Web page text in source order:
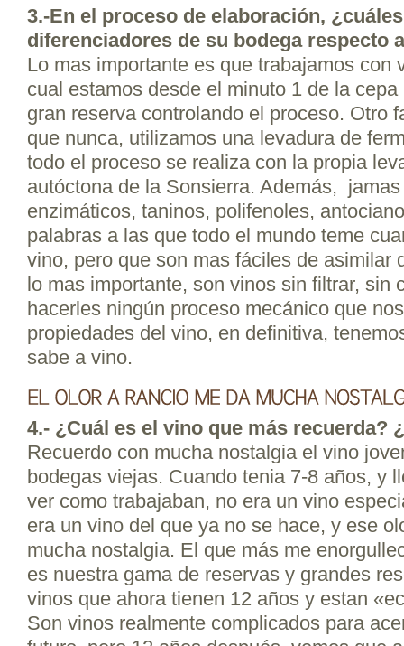
3.-En el proceso de elaboración,
diferenciadores de su bodega respecto
Lo mas importante es que trabajamos con
cual estamos desde el minuto 1 de la
gran reserva controlando el proceso. Otro
que nunca, utilizamos una levadura de
todo el proceso se realiza con la propia
autóctona de la Sonsierra. Además,
enzimáticos, taninos, polifenoles,
palabras a las que todo el mundo teme
vino, pero que son mas fáciles de asimilar
lo mas importante, son vinos sin filtrar, sin
hacerles ningún proceso mecánico que
propiedades del vino, en definitiva,
sabe a vino.
4.- ¿Cuál es el vino que más recuerda?
Recuerdo con mucha nostalgia el vino
bodegas viejas. Cuando tenia 7-8 años, y
ver como trabajaban, no era un vino
era un vino del que ya no se hace, y ese
mucha nostalgia. El que más me
es nuestra gama de reservas y grandes
vinos que ahora tienen 12 años y estan
Son vinos realmente complicados para